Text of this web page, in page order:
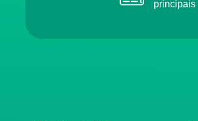
principais